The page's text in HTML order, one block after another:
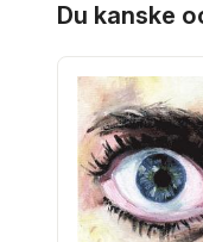
Du kanske